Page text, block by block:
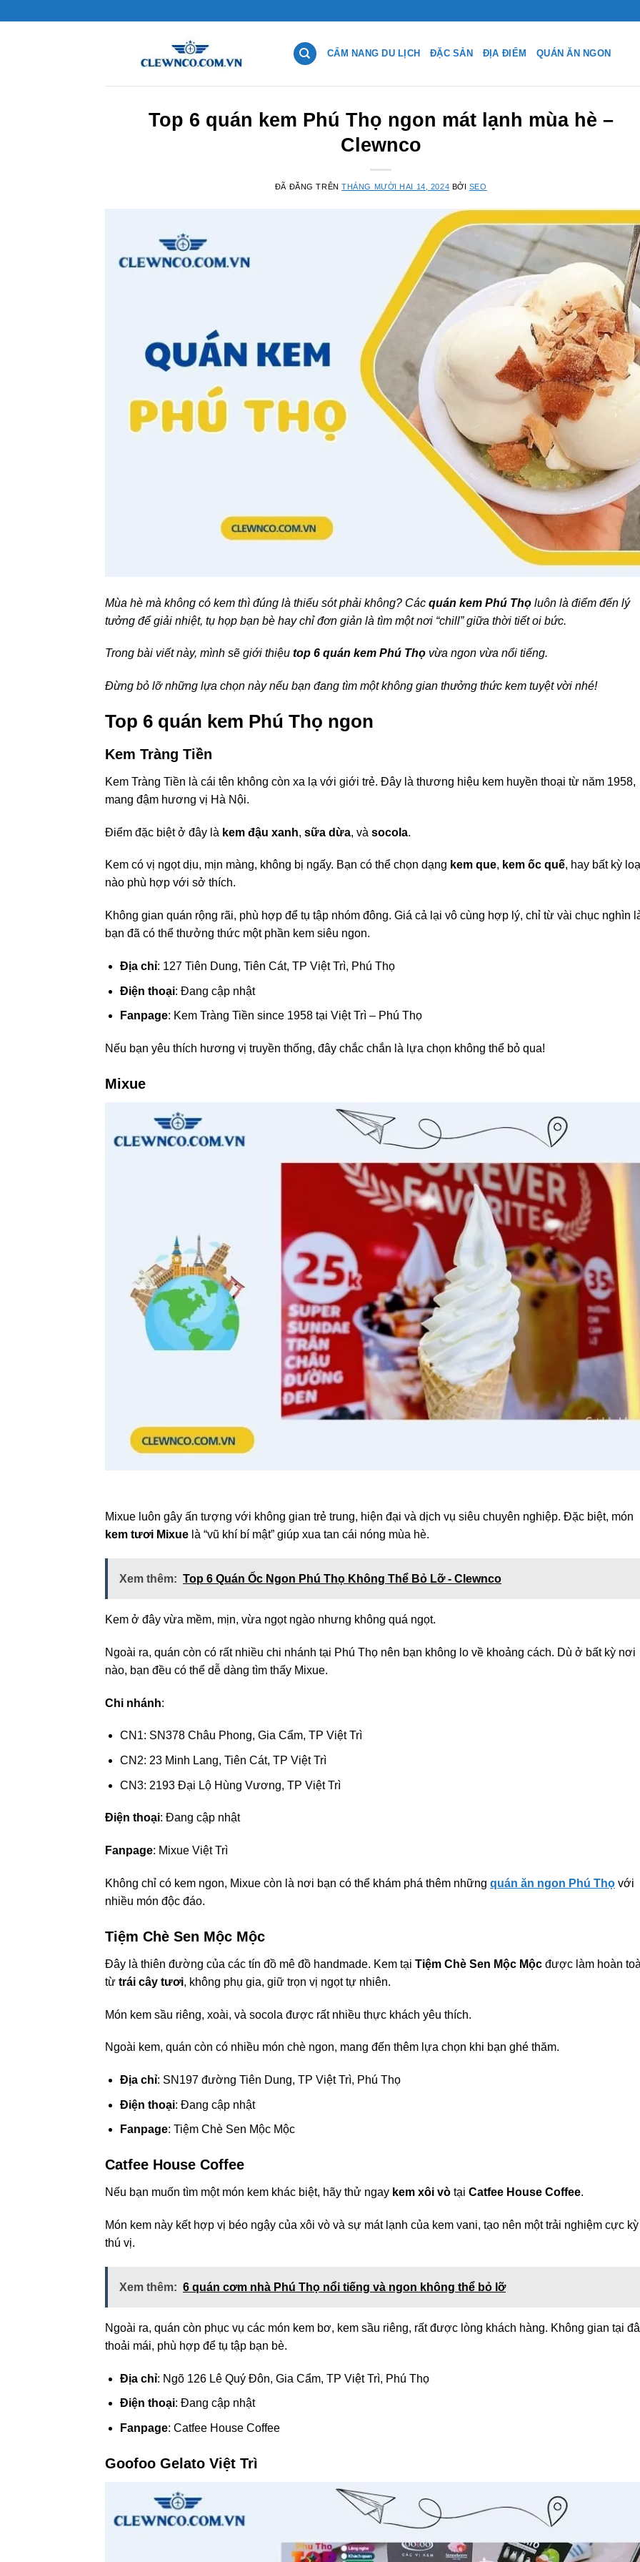
CẨM NANG DU LỊCH ĐẶC SẢN ĐỊA ĐIỂM QUÁN ĂN NGON
Top 6 quán kem Phú Thọ ngon mát lạnh mùa hè –
Clewnco
ĐÃ ĐĂNG TRÊNTHÁNG MƯỜI HAI 14, 2024 BỞI SEO
Mùa hè mà không có kem thì đúng là thiếu sót phải không? Các quán kem Phú Thọ luôn là điểm đến lý
tưởng để giải nhiệt, tụ họp bạn bè hay chỉ đơn giản là tìm một nơi “chill” giữa thời tiết oi bức.
Trong bài viết này, mình sẽ giới thiệu top 6 quán kem Phú Thọ vừa ngon vừa nổi tiếng.
Đừng bỏ lỡ những lựa chọn này nếu bạn đang tìm một không gian thưởng thức kem tuyệt vời nhé!
Top 6 quán kem Phú Thọ ngon
Kem Tràng Tiền
Kem Tràng Tiền là cái tên không còn xa lạ với giới trẻ. Đây là thương hiệu kem huyền thoại từ năm 1958,
mang đậm hương vị Hà Nội.
Điểm đặc biệt ở đây là kem đậu xanh, sữa dừa, và socola.
Kem có vị ngọt dịu, mịn màng, không bị ngấy. Bạn có thể chọn dạng kem que, kem ốc quế, hay bất kỳ
nào phù hợp với sở thích.
Không gian quán rộng rãi, phù hợp để tụ tập nhóm đông. Giá cả lại vô cùng hợp lý, chỉ từ vài chục nghìn
bạn đã có thể thưởng thức một phần kem siêu ngon.
Địa chỉ: 127 Tiên Dung, Tiên Cát, TP Việt Trì, Phú Thọ
Điện thoại: Đang cập nhật
Fanpage: Kem Tràng Tiền since 1958 tại Việt Trì – Phú Thọ
Nếu bạn yêu thích hương vị truyền thống, đây chắc chắn là lựa chọn không thể bỏ qua!
Mixue
Mixue luôn gây ấn tượng với không gian trẻ trung, hiện đại và dịch vụ siêu chuyên nghiệp. Đặc biệt, món
kem tươi Mixue là “vũ khí bí mật” giúp xua tan cái nóng mùa hè.
Xem thêm: Top 6 Quán Ốc Ngon Phú Thọ Không Thể Bỏ Lỡ - Clewnco
Kem ở đây vừa mềm, mịn, vừa ngọt ngào nhưng không quá ngọt.
Ngoài ra, quán còn có rất nhiều chi nhánh tại Phú Thọ nên bạn không lo về khoảng cách. Dù ở bất kỳ nơi
nào, bạn đều có thể dễ dàng tìm thấy Mixue.
Chi nhánh:
CN1: SN378 Châu Phong, Gia Cẩm, TP Việt Trì
CN2: 23 Minh Lang, Tiên Cát, TP Việt Trì
CN3: 2193 Đại Lộ Hùng Vương, TP Việt Trì
Điện thoại: Đang cập nhật
Fanpage: Mixue Việt Trì
Không chỉ có kem ngon, Mixue còn là nơi bạn có thể khám phá thêm những quán ăn ngon Phú Thọ với
nhiều món độc đáo.
Tiệm Chè Sen Mộc Mộc
Đây là thiên đường của các tín đồ mê đồ handmade. Kem tại Tiệm Chè Sen Mộc Mộc được làm hoàn
từ trái cây tươi, không phụ gia, giữ trọn vị ngọt tự nhiên.
Món kem sầu riêng, xoài, và socola được rất nhiều thực khách yêu thích.
Ngoài kem, quán còn có nhiều món chè ngon, mang đến thêm lựa chọn khi bạn ghé thăm.
Địa chỉ: SN197 đường Tiên Dung, TP Việt Trì, Phú Thọ
Điện thoại: Đang cập nhật
Fanpage: Tiệm Chè Sen Mộc Mộc
Catfee House Coffee
Nếu bạn muốn tìm một món kem khác biệt, hãy thử ngay kem xôi vò tại Catfee House Coffee.
Món kem này kết hợp vị béo ngậy của xôi vò và sự mát lạnh của kem vani, tạo nên một trải nghiệm cực kỳ
thú vị.
Xem thêm: 6 quán cơm nhà Phú Thọ nổi tiếng và ngon không thể bỏ lỡ
Ngoài ra, quán còn phục vụ các món kem bơ, kem sầu riêng, rất được lòng khách hàng. Không gian tại
thoải mái, phù hợp để tụ tập bạn bè.
Địa chỉ: Ngõ 126 Lê Quý Đôn, Gia Cẩm, TP Việt Trì, Phú Thọ
Điện thoại: Đang cập nhật
Fanpage: Catfee House Coffee
Goofoo Gelato Việt Trì